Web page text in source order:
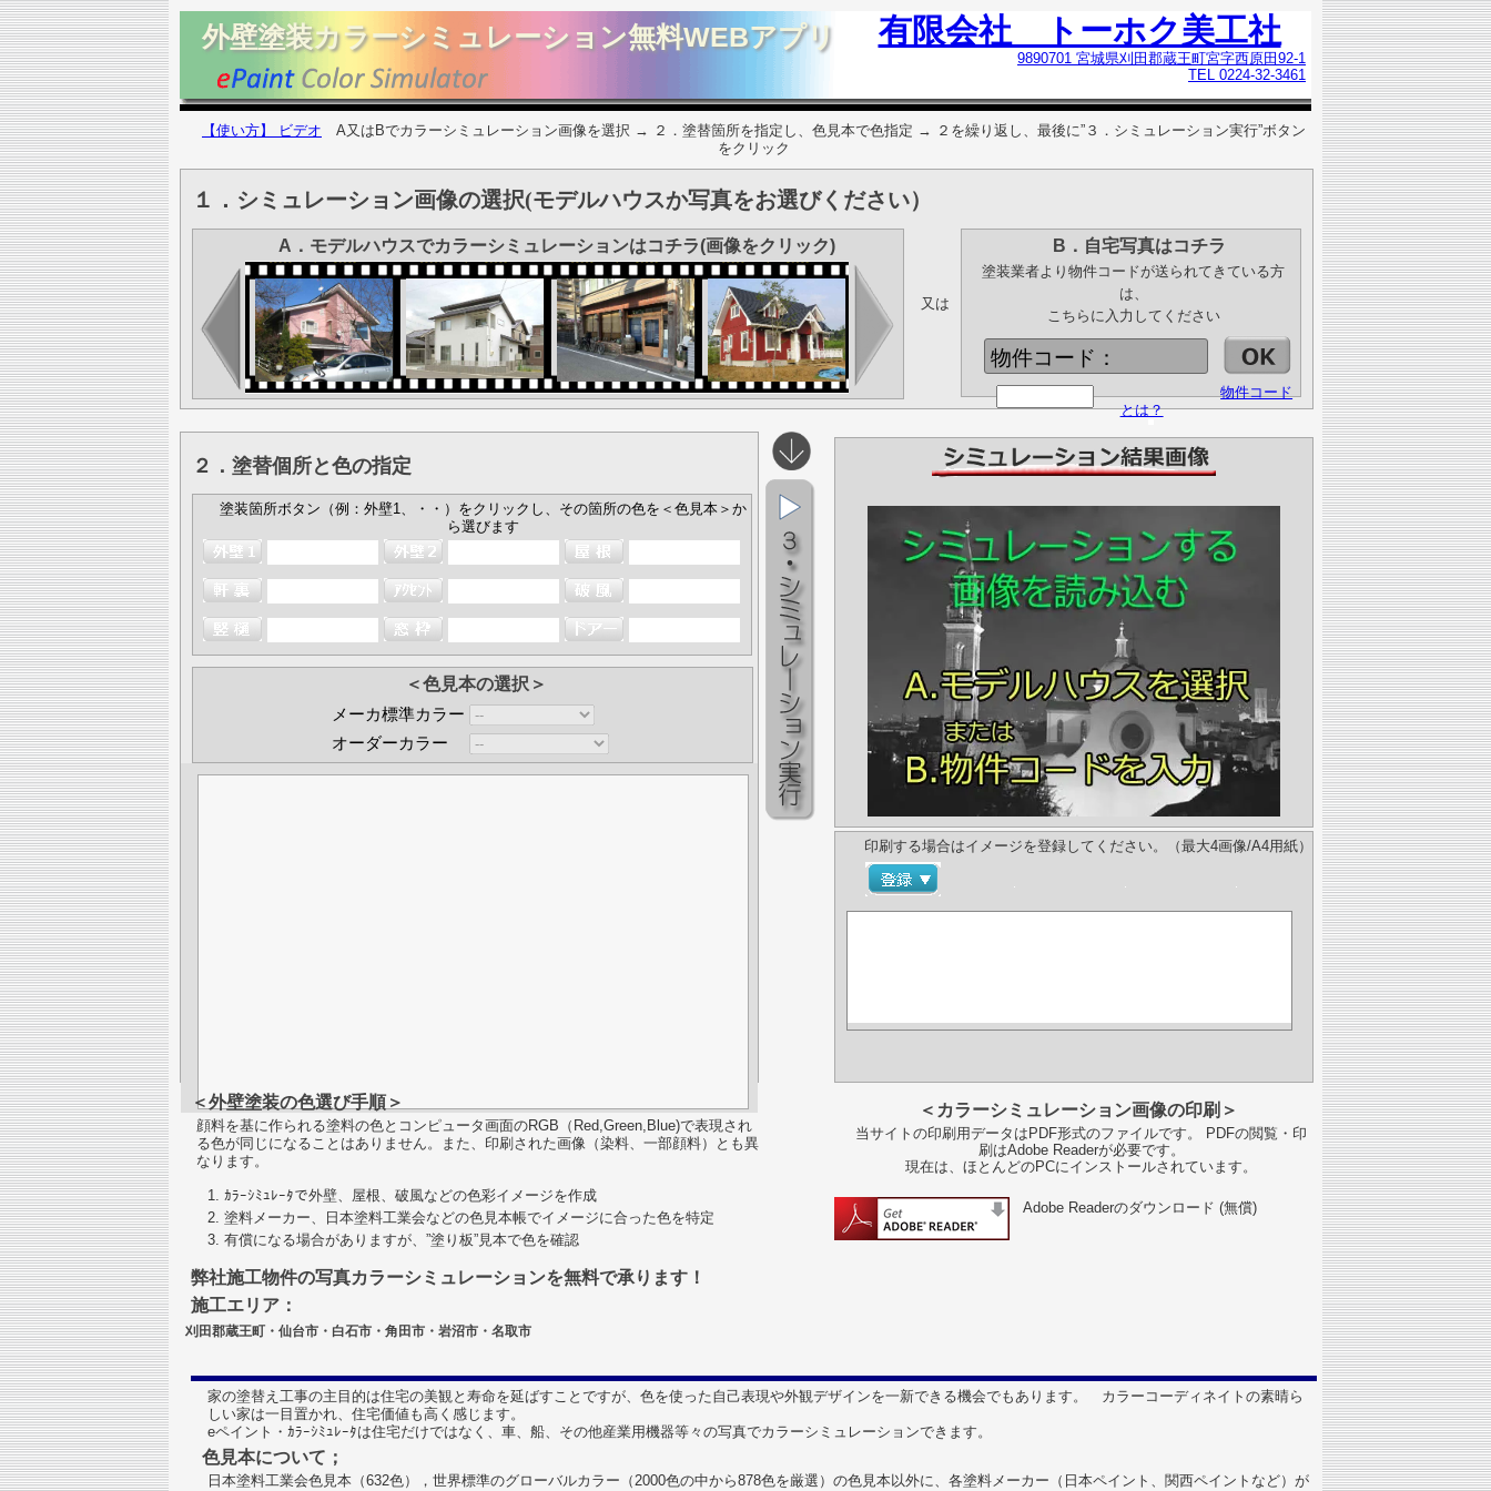
外壁塗装カラーシミュレーション無料WEBアプリ 有限会社 トーホク美工社
9890701 宮城県刈田郡蔵王町宮字西原田92-1
TEL 0224-32-3461
【使い方】 ビデオ A又はBでカラーシミュレーション画像を選択 → ２．塗替箇所を指定し、色見本で色指定 → ２を繰り返し、最後に”３．シミュレーション実行”ボタン
をクリック
１．シミュレーション画像の選択(モデルハウスか写真をお選びください）
A．モデルハウスでカラーシミュレーションはコチラ(画像をクリック)
又は
B．自宅写真はコチラ
塗装業者より物件コードが送られてきている方
は、
こちらに入力してください
物件コード：
物件コード
とは？
２．塗替個所と色の指定
塗装箇所ボタン（例：外壁1、・・）をクリックし、その箇所の色を＜色見本＞か
ら選びます
＜色見本の選択＞
メーカ標準カラー
オーダーカラー
＜外壁塗装の色選び手順＞
顔料を基に作られる塗料の色とコンピュータ画面のRGB（Red,Green,Blue)で表現され
る色が同じになることはありません。また、印刷された画像（染料、一部顔料）とも異
なります。
ｶﾗｰｼﾐｭﾚｰﾀで外壁、屋根、破風などの色彩イメージを作成
塗料メーカー、日本塗料工業会などの色見本帳でイメージに合った色を特定
有償になる場合がありますが、”塗り板”見本で色を確認
弊社施工物件の写真カラーシミュレーションを無料で承ります！
施工エリア：
刈田郡蔵王町・仙台市・白石市・角田市・岩沼市・名取市
印刷する場合はイメージを登録してください。（最大4画像/A4用紙）
＜カラーシミュレーション画像の印刷＞
当サイトの印刷用データはPDF形式のファイルです。 PDFの閲覧・印
刷はAdobe Readerが必要です。
現在は、ほとんどのPCにインストールされています。
Adobe Readerのダウンロード (無償)
家の塗替え工事の主目的は住宅の美観と寿命を延ばすことですが、色を使った自己表現や外観デザインを一新できる機会でもあります。 カラーコーディネイトの素晴ら
しい家は一目置かれ、住宅価値も高く感じます。
eペイント・ｶﾗｰｼﾐｭﾚｰﾀは住宅だけではなく、車、船、その他産業用機器等々の写真でカラーシミュレーションできます。
色見本について；
日本塗料工業会色見本（632色），世界標準のグローバルカラー（2000色の中から878色を厳選）の色見本以外に、各塗料メーカー（日本ペイント、関西ペイントなど）が